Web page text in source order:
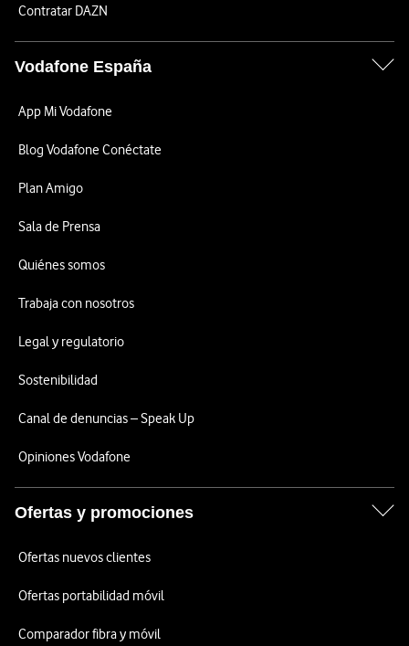
Contratar DAZN
Vodafone España
App Mi Vodafone
Blog Vodafone Conéctate
Plan Amigo
Sala de Prensa
Quiénes somos
Trabaja con nosotros
Legal y regulatorio
Sostenibilidad
Canal de denuncias – Speak Up
Opiniones Vodafone
Ofertas y promociones
Ofertas nuevos clientes
Ofertas portabilidad móvil
Comparador fibra y móvil